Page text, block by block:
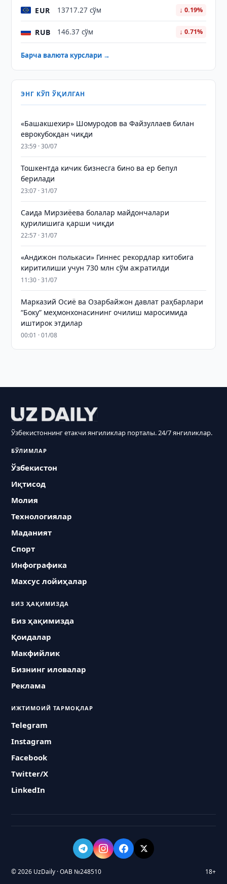
EUR 13717.27 сўм ↓ 0.19%
RUB 146.37 сўм ↓ 0.71%
Барча валюта курслари →
ЭНГ КЎП ЎҚИЛГАН
«Башакшехир» Шомуродов ва Файзуллаев билан
еврокубокдан чиқди
23:59 · 30/07
Тошкентда кичик бизнесга бино ва ер бепул
берилади
23:07 · 31/07
Саида Мирзиёева болалар майдончалари
қурилишига қарши чиқди
22:57 · 31/07
«Андижон полькаси» Гиннес рекордлар китобига
киритилиши учун 730 млн сўм ажратилди
11:30 · 31/07
Марказий Осиё ва Озарбайжон давлат раҳбарлари
“Боку” меҳмонхонасининг очилиш маросимида
иштирок этдилар
00:01 · 01/08
Ўзбекистоннинг етакчи янгиликлар порталы. 24/7 янгиликлар.
БЎЛИМЛАР
Ўзбекистон
Иқтисод
Молия
Технологиялар
Маданият
Спорт
Инфографика
Махсус лойиҳалар
БИЗ ҲАҚИМИЗДА
Биз ҳақимизда
Қоидалар
Макфийлик
Бизнинг иловалар
Реклама
ИЖТИМОИЙ ТАРМОҚЛАР
Telegram
Instagram
Facebook
Twitter/X
LinkedIn
© 2026 UzDaily · ОАВ №248510 18+